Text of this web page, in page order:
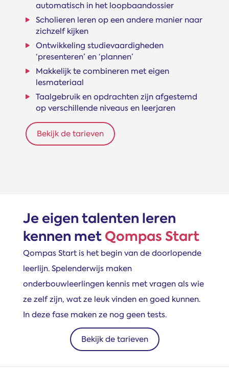
automatisch in het loopbaandossier
Scholieren leren op een andere manier naar
zichzelf kijken
Ontwikkeling studievaardigheden
‘presenteren’ en ‘plannen’
Makkelijk te combineren met eigen
lesmateriaal
Taalgebruik en opdrachten zijn afgestemd
op verschillende niveaus en leerjaren
Bekijk de tarieven
Je eigen talenten leren
kennen metQompas Start
Qompas Start is het begin van de doorlopende
leerlijn. Spelenderwijs maken
onderbouwleerlingen kennis met vragen als wie
ze zelf zijn, wat ze leuk vinden en goed kunnen.
In deze fase maken ze nog geen tests.
Bekijk de tarieven